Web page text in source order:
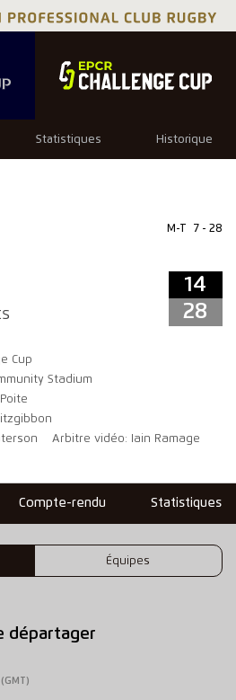
Statistiques Historique
M-T 7 - 28
14
28
Cup
Stadium
Arbitre vidéo: Iain Ramage
28
Compte-rendu Statistiques
Équipes
départager